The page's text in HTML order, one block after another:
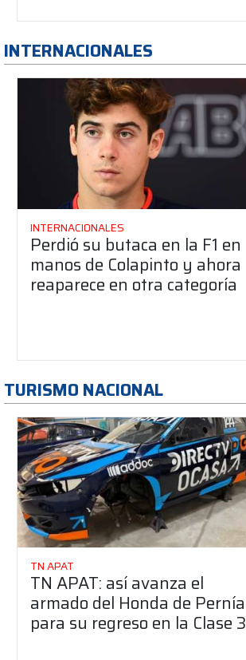
INTERNACIONALES
INTERNACIONALES
Perdió su butaca en la F1 en
manos de Colapinto y ahora
reaparece en otra categoría
TURISMO NACIONAL
TN APAT
TN APAT: así avanza el
armado del Honda de Pernía
para su regreso en la Clase 3